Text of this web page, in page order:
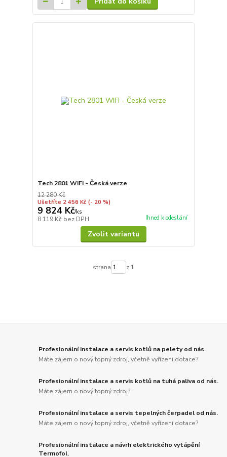
Tech 2801 WIFI - Česká verze
12 280 Kč
Ušetříte 2 456 Kč (- 20 %)
9 824 Kč/ks
8 119 Kč bez DPH Ihned k odeslání
Zvolit variantu
strana z 1
Profesionální instalace a servis kotlů na pelety od nás.
Máte zájem o nový topný zdroj, včetně vyřízení dotace?
Profesionální instalace a servis kotlů na tuhá paliva od nás.
Máte zájem o nový topný zdroj?
Profesionální instalace a servis tepelných čerpadel od nás.
Máte zájem o nový topný zdroj, včetně vyřízení dotace?
Profesionální instalace a návrh elektrického vytápění
Termofol.